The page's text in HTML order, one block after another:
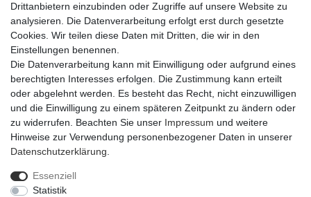
Impressum
Drittanbietern einzubinden oder Zugriffe auf unsere Website zu
analysieren. Die Datenverarbeitung erfolgt erst durch gesetzte
Cookies. Wir teilen diese Daten mit Dritten, die wir in den
Einstellungen benennen.
Die Datenverarbeitung kann mit Einwilligung oder aufgrund eines
berechtigten Interesses erfolgen. Die Zustimmung kann erteilt
oder abgelehnt werden. Es besteht das Recht, nicht einzuwilligen
und die Einwilligung zu einem späteren Zeitpunkt zu ändern oder
zu widerrufen. Beachten Sie unser Impressum und weitere
Hinweise zur Verwendung personenbezogener Daten in unserer
Daten­schutz­erklärung
Essenziell
Statistik